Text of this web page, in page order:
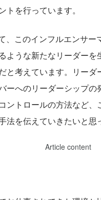
トを行っています。
、このインフルエンサー
ような新たなリーダーを
と考えています。リーダ
ーへのリーダーシップの
ントロールの方法など、
法を伝えていきたいと思